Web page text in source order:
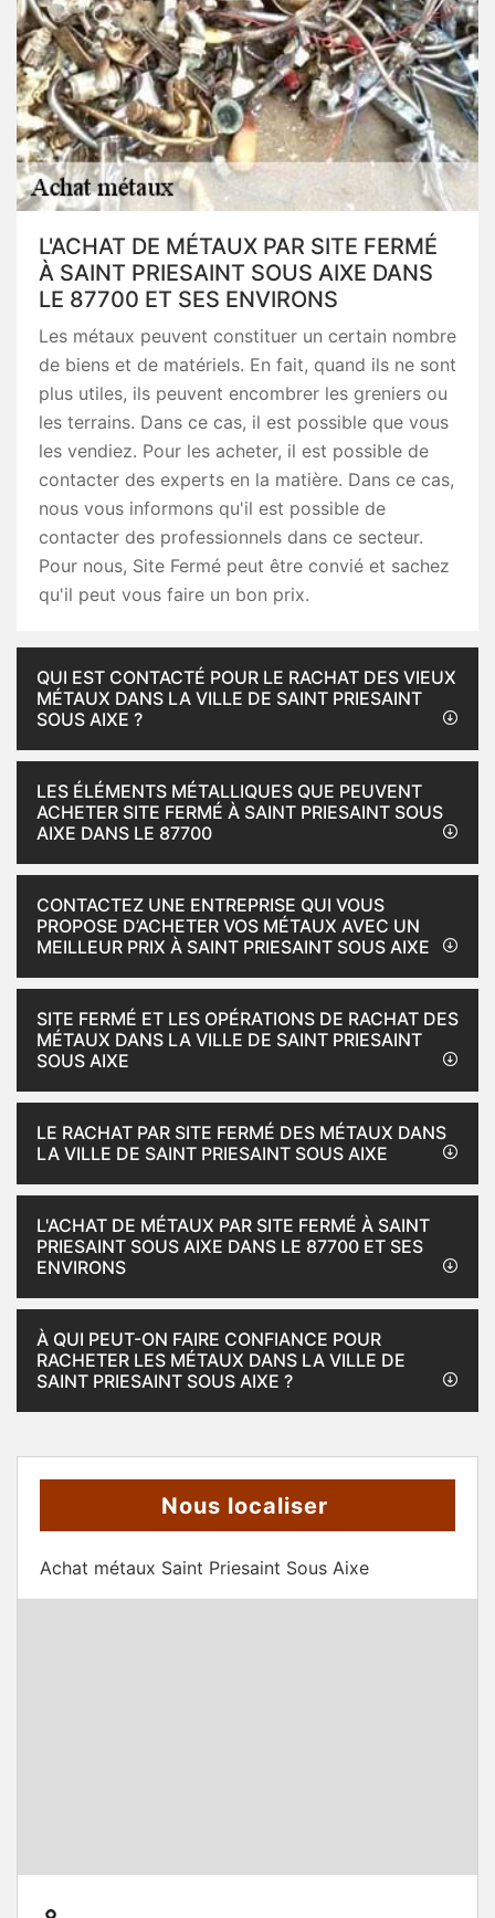
L'ACHAT DE MÉTAUX PAR SITE FERMÉ
À SAINT PRIESAINT SOUS AIXE DANS
LE 87700 ET SES ENVIRONS
Les métaux peuvent constituer un certain nombre
de biens et de matériels. En fait, quand ils ne sont
plus utiles, ils peuvent encombrer les greniers ou
les terrains. Dans ce cas, il est possible que vous
les vendiez. Pour les acheter, il est possible de
contacter des experts en la matière. Dans ce cas,
nous vous informons qu'il est possible de
contacter des professionnels dans ce secteur.
Pour nous, Site Fermé peut être convié et sachez
qu'il peut vous faire un bon prix.
QUI EST CONTACTÉ POUR LE RACHAT DES VIEUX
MÉTAUX DANS LA VILLE DE SAINT PRIESAINT
SOUS AIXE ?
LES ÉLÉMENTS MÉTALLIQUES QUE PEUVENT
ACHETER SITE FERMÉ À SAINT PRIESAINT SOUS
AIXE DANS LE 87700
CONTACTEZ UNE ENTREPRISE QUI VOUS
PROPOSE D’ACHETER VOS MÉTAUX AVEC UN
MEILLEUR PRIX À SAINT PRIESAINT SOUS AIXE
SITE FERMÉ ET LES OPÉRATIONS DE RACHAT DES
MÉTAUX DANS LA VILLE DE SAINT PRIESAINT
SOUS AIXE
LE RACHAT PAR SITE FERMÉ DES MÉTAUX DANS
LA VILLE DE SAINT PRIESAINT SOUS AIXE
L'ACHAT DE MÉTAUX PAR SITE FERMÉ À SAINT
PRIESAINT SOUS AIXE DANS LE 87700 ET SES
ENVIRONS
À QUI PEUT-ON FAIRE CONFIANCE POUR
RACHETER LES MÉTAUX DANS LA VILLE DE
SAINT PRIESAINT SOUS AIXE ?
Nous localiser
Achat métaux Saint Priesaint Sous Aixe